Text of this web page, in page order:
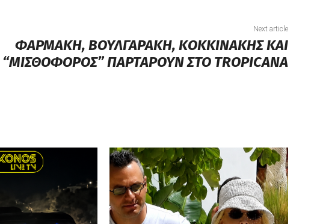
Next article
ΦΑΡΜΑΚΗ, ΒΟΥΛΓΑΡΑΚΗ, ΚΟΚΚΙΝΑΚΗΣ ΚΑΙ
“ΜΙΣΘΟΦΟΡΟΣ” ΠΑΡΤΑΡΟΥΝ ΣΤΟ TROPICANA